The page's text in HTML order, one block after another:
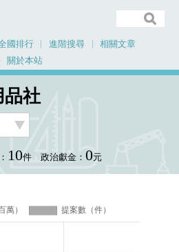
國排行 進階搜尋
相關文章
關於本站
品社
10件 政治獻金： 0元